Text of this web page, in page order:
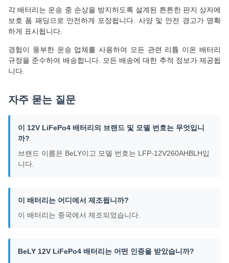
각 배터리는 운송 중 손상을 방지하도록 설계된 튼튼한 판지 상자에
보호 폼 패딩으로 안전하게 포장됩니다. 사양 및 안전 경고가 명확
하게 표시됩니다.
경험이 풍부한 운송 업체를 사용하여 모든 관련 리튬 이온 배터리
규정을 준수하여 배송합니다. 모든 배송에 대한 추적 정보가 제공됩
니다.
자주 묻는 질문
이 12V LiFePo4 배터리의 브랜드 및 모델 번호는 무엇입니
까?
브랜드 이름은 BeLY이고 모델 번호는 LFP-12V260AHBLH입
니다.
이 배터리는 어디에서 제조됩니까?
이 배터리는 중국에서 제조되었습니다.
BeLY 12V LiFePo4 배터리는 어떤 인증을 받았습니까?